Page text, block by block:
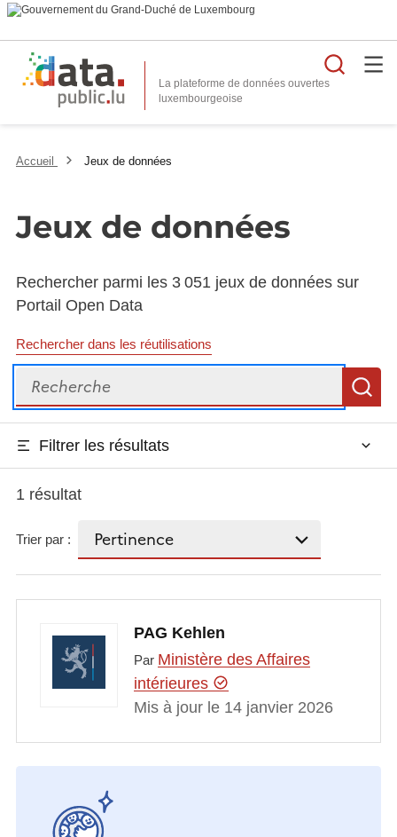
La plateforme de données ouvertes
Accueil Jeux de données
Jeux de données
Rechercher parmi les 3 051 jeux de données sur
Portail Open Data
Rechercher dans les réutilisations
Recherche
Filtrer les résultats
1 résultat
Trier par :
PAG Kehlen
Par Ministère des Affaires
intérieures
Mis à jour le 14 janvier 2026